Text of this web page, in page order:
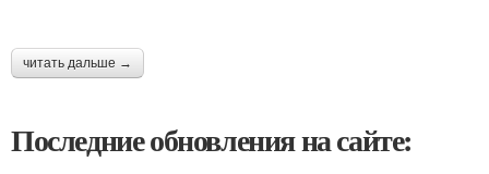
читать дальше →
Последние обновления на сайте: